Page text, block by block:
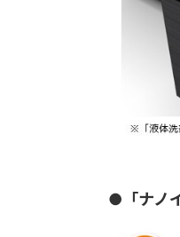
● 「ナ